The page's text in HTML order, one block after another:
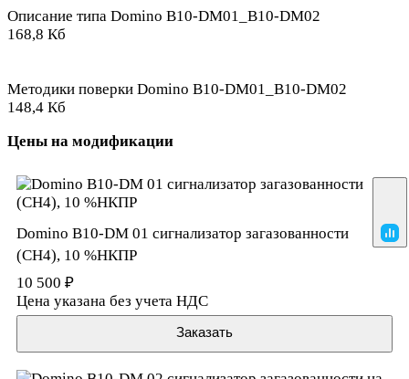
Описание типа Domino B10-DM01_B10-DM02
168,8 Кб
Методики поверки Domino B10-DM01_B10-DM02
148,4 Кб
Цены на модификации
Domino B10-DM 01 сигнализатор загазованности
(CH4), 10 %НКПР
10 500 ₽
Цена указана без учета НДС
Заказать